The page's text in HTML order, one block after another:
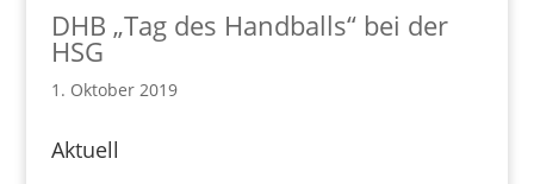
DHB „Tag des Handballs“ bei der
HSG
1. Oktober 2019
Aktuell